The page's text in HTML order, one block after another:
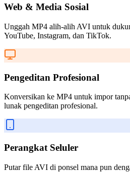
Web & Media Sosial
Unggah MP4 alih-alih AVI untuk
YouTube, Instagram, dan TikTok.
Pengeditan Profesional
Konversikan ke MP4 untuk impor
lunak pengeditan profesional.
Perangkat Seluler
Putar file AVI di ponsel mana pun